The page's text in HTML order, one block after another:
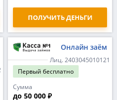
ПОЛУЧИТЬ ДЕНЬГИ
Онлайн заём
Лиц. 2403045010121
Первый бесплатно
Сумма
до 50 000 ₽